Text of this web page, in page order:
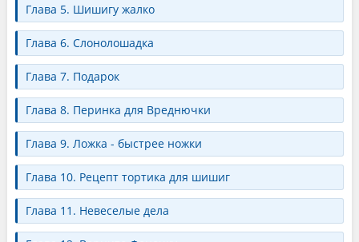
Глава 5. Шишигу жалко
Глава 6. Слонолошадка
Глава 7. Подарок
Глава 8. Перинка для Вреднючки
Глава 9. Ложка - быстрее ножки
Глава 10. Рецепт тортика для шишиг
Глава 11. Невеселые дела